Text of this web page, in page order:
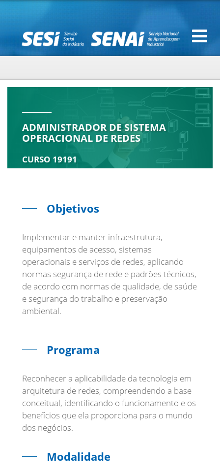
ADMINISTRADOR DE SISTEMA
OPERACIONAL DE REDES
CURSO 19191
Objetivos
Implementar e manter infraestrutura,
equipamentos de acesso, sistemas
operacionais e serviços de redes, aplicando
normas segurança de rede e padrões técnicos,
de acordo com normas de qualidade, de saúde
e segurança do trabalho e preservação
ambiental.
Programa
Reconhecer a aplicabilidade da tecnologia em
arquitetura de redes, compreendendo a base
conceitual, identificando o funcionamento e os
benefícios que ela proporciona para o mundo
Modalidade